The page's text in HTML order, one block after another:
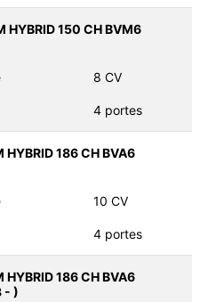
HYBRID 150 CH BVM6
8 CV
4 portes
186 CH BVA6
10 CV
4 portes
186 CH BVA6
- )